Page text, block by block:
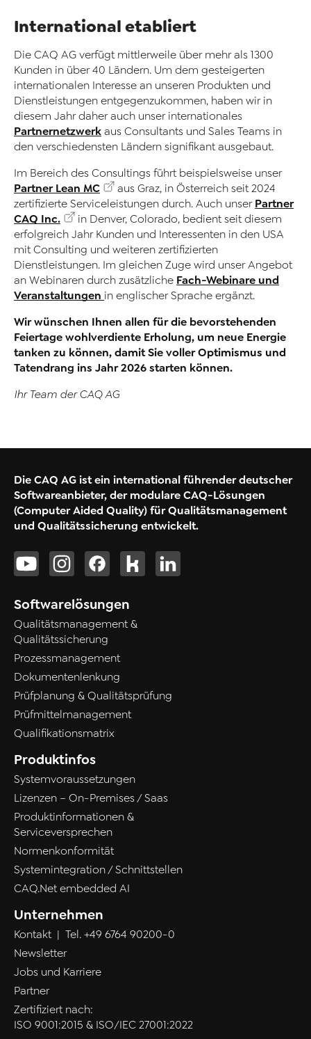
International etabliert
Die CAQ AG verfügt mittlerweile über mehr als 1300
Kunden in über 40 Ländern. Um dem gesteigerten
internationalen Interesse an unseren Produkten und
Dienstleistungen entgegenzukommen, haben wir in
diesem Jahr daher auch unser internationales
Partnernetzwerk aus Consultants und Sales Teams in
den verschiedensten Ländern signifikant ausgebaut.
Im Bereich des Consultings führt beispielsweise unser
Partner Lean MC
aus Graz, in Österreich seit 2024
zertifizierte Serviceleistungen durch. Auch unser Partner
CAQ Inc.
in Denver, Colorado, bedient seit diesem
erfolgreich Jahr Kunden und Interessenten in den USA
mit Consulting und weiteren zertifizierten
Dienstleistungen. Im gleichen Zuge wird unser Angebot
an Webinaren durch zusätzliche Fach-Webinare und
Veranstaltungen in englischer Sprache ergänzt.
Wir wünschen Ihnen allen für die bevorstehenden
Feiertage wohlverdiente Erholung, um neue Energie
tanken zu können, damit Sie voller Optimismus und
Tatendrang ins Jahr 2026 starten können.
Ihr Team der CAQ AG
Die CAQ AG ist ein international führender deutscher
Softwareanbieter, der modulare CAQ-Lösungen
(Computer Aided Quality) für Qualitätsmanagement
und Qualitätssicherung entwickelt.
Softwarelösungen
Qualitätsmanagement &
Qualitätssicherung
Prozessmanagement
Dokumentenlenkung
Prüfplanung & Qualitätsprüfung
Prüfmittelmanagement
Qualifikationsmatrix
Produktinfos
Systemvoraussetzungen
Lizenzen – On-Premises / Saas
Produktinformationen &
Serviceversprechen
Normenkonformität
Systemintegration / Schnittstellen
CAQ.Net embedded AI
Unternehmen
Kontakt| Tel. +49 6764 90200-0
Newsletter
Jobs und Karriere
Partner
Zertifiziert nach:
ISO 9001:2015 & ISO/IEC 27001:2022